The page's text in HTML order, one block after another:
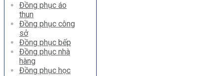
Đồng phục áo
thun
Đồng phục công
sở
Đồng phục bếp
Đồng phục nhà
hàng
Đồng phục học